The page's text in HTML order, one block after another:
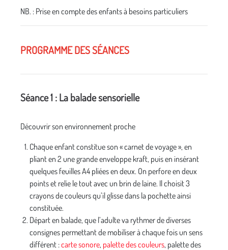
NB. : Prise en compte des enfants à besoins particuliers
PROGRAMME DES SÉANCES
Séance 1 : La balade sensorielle
Découvrir son environnement proche
Chaque enfant constitue son « carnet de voyage », en
pliant en 2 une grande enveloppe kraft, puis en insérant
quelques feuilles A4 pliées en deux. On perfore en deux
points et relie le tout avec un brin de laine. Il choisit 3
crayons de couleurs qu’il glisse dans la pochette ainsi
constituée.
Départ en balade, que l’adulte va rythmer de diverses
consignes permettant de mobiliser à chaque fois un sens
différent :carte sonore, palette des couleurs, palette des